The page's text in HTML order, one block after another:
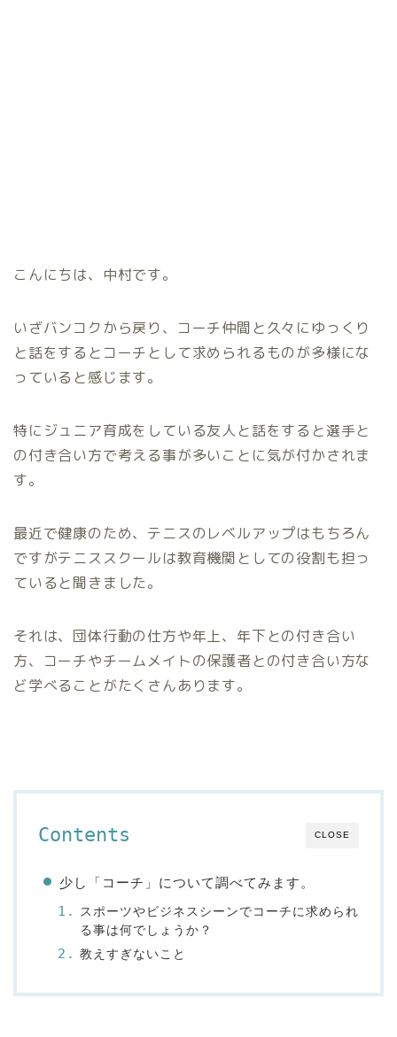
こんにちは、中村です。
いざバンコクから戻り、コーチ仲間と久々にゆっくり
と話をするとコーチとして求められるものが多様にな
っていると感じます。
特にジュニア育成をしている友人と話をすると選手と
の付き合い方で考える事が多いことに気が付かされま
す。
最近で健康のため、テニスのレベルアップはもちろん
ですがテニススクールは教育機関としての役割も担っ
ていると聞きました。
それは、団体行動の仕方や年上、年下との付き合い
方、コーチやチームメイトの保護者との付き合い方な
ど学べることがたくさんあります。
CLOSE
Contents
少し「コーチ」について調べてみます。
スポーツやビジネスシーンでコーチに求められ
る事は何でしょうか？
教えすぎないこと